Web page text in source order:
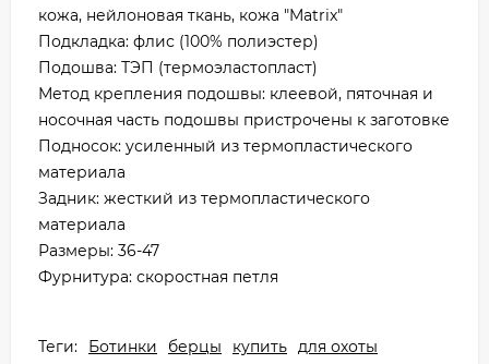
кожа, нейлоновая ткань, кожа "Matrix"
Подкладка: флис (100% полиэстер)
Подошва: ТЭП (термоэластопласт)
Метод крепления подошвы: клеевой, пяточная и
носочная часть подошвы пристрочены к заготовке
Подносок: усиленный из термопластического
материала
Задник: жесткий из термопластического
материала
Размеры: 36-47
Фурнитура: скоростная петля
Теги: Ботинки берцы купить для охоты